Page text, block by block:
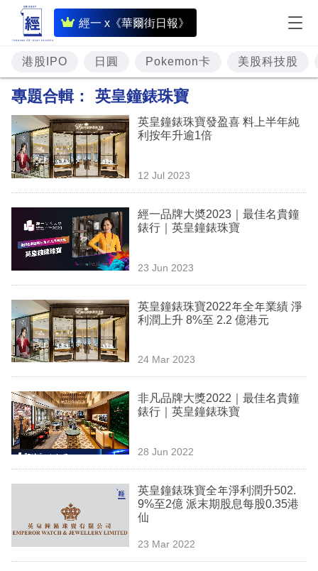
經一 x《華爾街日報》
即
時
財
經
題
投
資
樓
市
理
商
業
科
技
職
場
生
事
港股IPO 日圓 Pokemon卡 美股科技股
專題合輯： 英皇鐘錶珠寶
英皇鐘錶珠寶發盈喜 料上半年純
利按年升逾1倍
12 Jul 2023
經一品牌大奬2023｜最佳名貴鐘
錶行｜英皇鐘錶珠寶
23 Jun 2023
英皇鐘錶珠寶2022年全年業績 淨
利潤上升 8%至 2.2 億港元
24 Mar 2023
非凡品牌大獎2022｜最佳名貴鐘
錶行｜英皇鐘錶珠寶
28 Jun 2022
英皇鐘錶珠寶全年淨利潤升502.
9%至2億 派末期股息每股0.35港
仙
23 Mar 2022